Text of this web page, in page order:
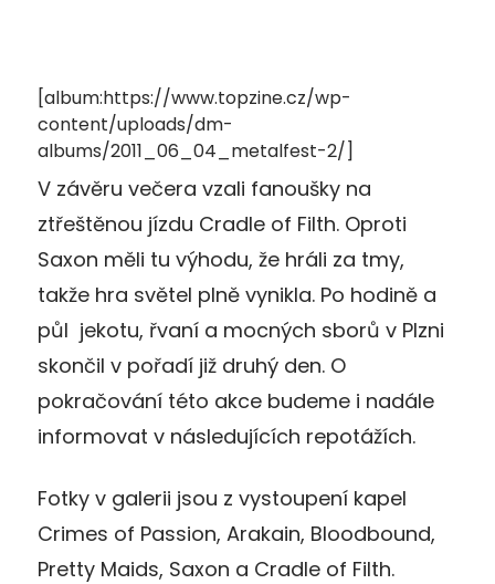
[album:https://www.topzine.cz/wp-
content/uploads/dm-
albums/2011_06_04_metalfest-2/]
V závěru večera vzali fanoušky na
ztřeštěnou jízdu Cradle of Filth. Oproti
Saxon měli tu výhodu, že hráli za tmy,
takže hra světel plně vynikla. Po hodině a
půl jekotu, řvaní a mocných sborů v Plzni
skončil v pořadí již druhý den. O
pokračování této akce budeme i nadále
informovat v následujících repotážích.
Fotky v galerii jsou z vystoupení kapel
Crimes of Passion, Arakain, Bloodbound,
Pretty Maids, Saxon a Cradle of Filth.